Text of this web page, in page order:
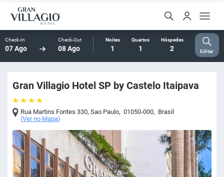
Check-In
07 Ago
Check-Out
08 Ago
Noites
1
Quartos
1
Hóspedes
2 Editar
Gran Villagio Hotel SP by Castelo Itaipava
Rua Martins Fontes 330,Sao Paulo, 01050-000, Brasil
(Ver no Mapa)